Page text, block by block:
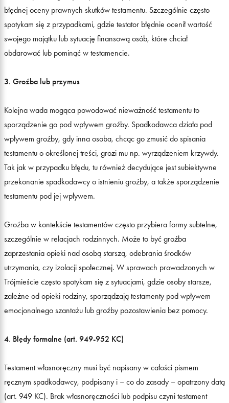
błędnej oceny prawnych skutków testamentu. Szczególnie często
spotykam się z przypadkami, gdzie testator błędnie ocenił wartość
swojego majątku lub sytuację finansową osób, które chciał
obdarować lub pominąć w testamencie.
3. Groźba lub przymus
Kolejna wada mogąca powodować nieważność testamentu to
sporządzenie go pod wpływem groźby. Spadkodawca działa pod
wpływem groźby, gdy inna osoba, chcąc go zmusić do spisania
testamentu o określonej treści, grozi mu np. wyrządzeniem krzywdy.
Tak jak w przypadku błędu, tu również decydujące jest subiektywne
przekonanie spadkodawcy o istnieniu groźby, a także sporządzenie
testamentu pod jej wpływem.
Groźba w kontekście testamentów często przybiera formy subtelne,
szczególnie w relacjach rodzinnych. Może to być groźba
zaprzestania opieki nad osobą starszą, odebrania środków
utrzymania, czy izolacji społecznej. W sprawach prowadzonych w
Trójmieście często spotykam się z sytuacjami, gdzie osoby starsze,
zależne od opieki rodziny, sporządzają testamenty pod wpływem
emocjonalnego szantażu lub groźby pozostawienia bez pomocy.
4. Błędy formalne (art. 949-952 KC)
Testament własnoręczny musi być napisany w całości pismem
ręcznym spadkodawcy, podpisany i – co do zasady – opatrzony datą
(art. 949 KC). Brak własnoręczności lub podpisu czyni testament